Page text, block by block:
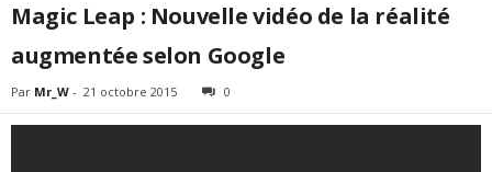
Magic Leap : Nouvelle vidéo de la réalité
augmentée selon Google
Par Mr_W - 21 octobre 2015 0